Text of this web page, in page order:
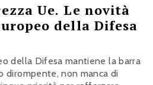
Ue. Le novità
della Difesa
della Difesa mantiene la barra
dirompente, non manca di